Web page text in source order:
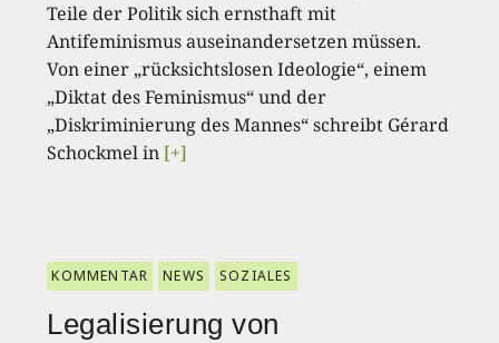
Teile der Politik sich ernsthaft mit
Antifeminismus auseinandersetzen müssen.
Von einer „rücksichtslosen Ideologie“, einem
„Diktat des Feminismus“ und der
„Diskriminierung des Mannes“ schreibt Gérard
Schockmel in [+]
KOMMENTAR NEWS SOZIALES
Legalisierung von